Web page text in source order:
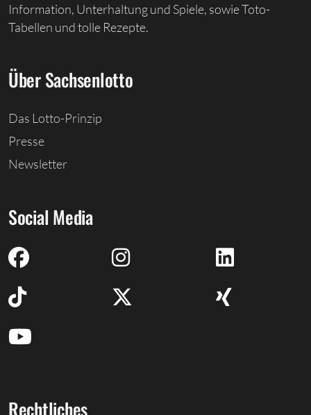
Information, Unterhaltung und Spiele, sowie Toto-
Tabellen und tolle Rezepte.
Über Sachsenlotto
Das Lotto-Prinzip
Presse
Newsletter
Social Media
Rechtliches